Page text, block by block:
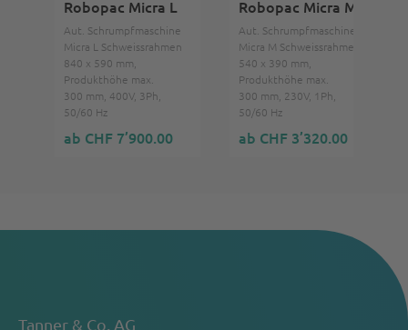
Robopac Micra L
Aut. Schrumpfmaschine
Micra L Schweissrahmen
840 x 590 mm,
Produkthöhe max.
300 mm, 400V, 3Ph,
50/60 Hz
ab CHF 7’900.00
Robopac Micra M
Aut. Schrumpfmaschine
Micra M Schweissrahmen
540 x 390 mm,
Produkthöhe max.
300 mm, 230V, 1Ph,
50/60 Hz
ab CHF 3’320.00
Tanner & Co. AG